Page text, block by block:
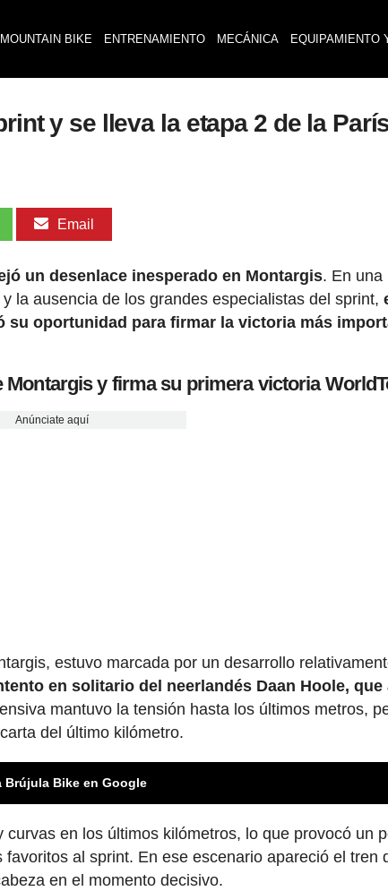
MOUNTAIN BIKE ENTRENAMIENTO MECÁNICA EQUIPAMIENTO
y se lleva la etapa 2 de la
Email
un desenlace inesperado en Montargis. En una
la ausencia de los grandes especialistas del sprint,
su oportunidad para firmar la victoria más
Montargis y firma su primera victoria
Anúnciate aquí
estuvo marcada por un desarrollo
en solitario del neerlandés Daan Hoole, que
mantuvo la tensión hasta los últimos metros,
del último kilómetro.
Brújula Bike en Google
en los últimos kilómetros, lo que provocó un
al sprint. En ese escenario apareció el tren
en el momento decisivo.